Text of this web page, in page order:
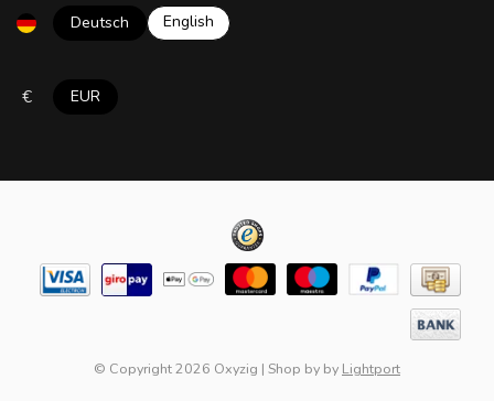
Deutsch English
€ EUR
© Copyright 2026 Oxyzig | Shop by by Lightport